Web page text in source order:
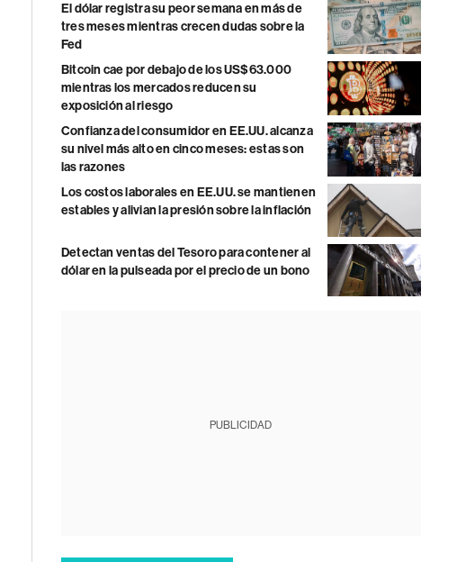
El dólar registra su peor semana en más de
tres meses mientras crecen dudas sobre la
Fed
Bitcoin cae por debajo de los US$63.000
mientras los mercados reducen su
exposición al riesgo
Confianza del consumidor en EE.UU. alcanza
su nivel más alto en cinco meses: estas son
las razones
Los costos laborales en EE.UU. se mantienen
estables y alivian la presión sobre la inflación
Detectan ventas del Tesoro para contener al
dólar en la pulseada por el precio de un bono
PUBLICIDAD